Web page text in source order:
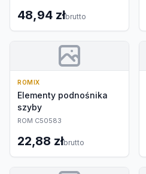
48,94 złbrutto
ROMIX
Elementy podnośnika
szyby
ROM C50583
22,88 złbrutto